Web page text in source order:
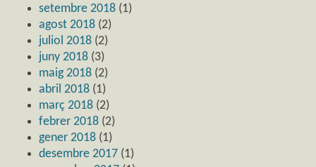
setembre 2018 (1)
agost 2018 (2)
juliol 2018 (2)
juny 2018 (3)
maig 2018 (2)
abril 2018 (1)
març 2018 (2)
febrer 2018 (2)
gener 2018 (1)
desembre 2017 (1)